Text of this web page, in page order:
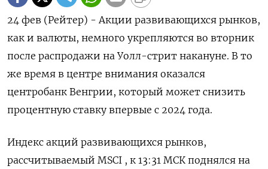
24 фев (Рейтер) - Акции развивающихся рынков,
как и валюты, немного укрепляются во вторник
после распродажи на Уолл-стрит накануне. В то
же время в центре внимания оказался
центробанк Венгрии, который может снизить
процентную ставку впервые ‌с 2024 года.
Индекс акций развивающихся рынков,
рассчитываемый MSCI , к 13:31 МСК поднялся на